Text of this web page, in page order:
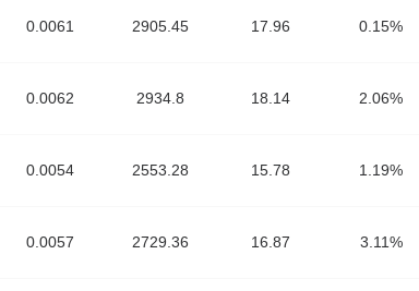
0.0061 2905.45 17.96 0.15%
0.0062 2934.8 18.14 2.06%
0.0054 2553.28 15.78 1.19%
0.0057 2729.36 16.87 3.11%